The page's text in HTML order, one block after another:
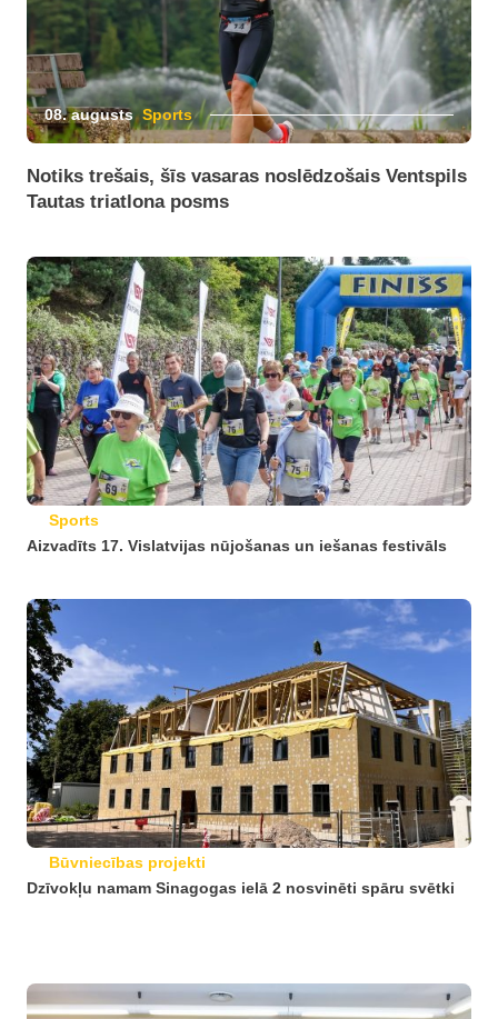
08. augusts Sports
Notiks trešais, šīs vasaras noslēdzošais Ventspils
Tautas triatlona posms
Sports
Aizvadīts 17. Vislatvijas nūjošanas un iešanas festivāls
Būvniecības projekti
Dzīvokļu namam Sinagogas ielā 2 nosvinēti spāru svētki